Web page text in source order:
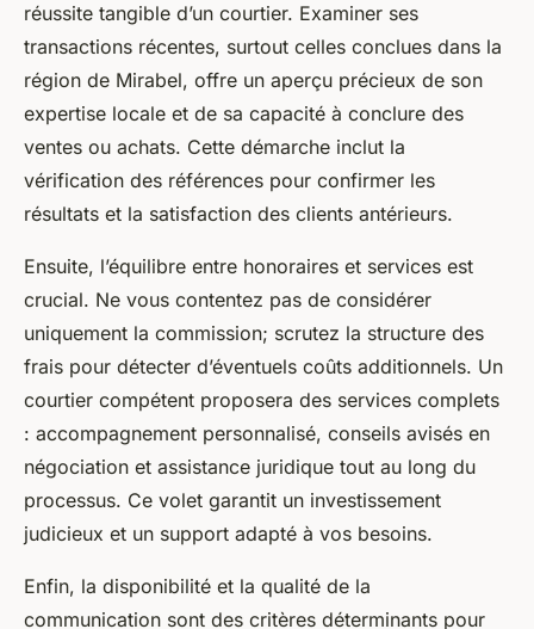
réussite tangible d’un courtier. Examiner ses
transactions récentes, surtout celles conclues dans la
région de Mirabel, offre un aperçu précieux de son
expertise locale et de sa capacité à conclure des
ventes ou achats. Cette démarche inclut la
vérification des références pour confirmer les
résultats et la satisfaction des clients antérieurs.
Ensuite, l’équilibre entre honoraires et services est
crucial. Ne vous contentez pas de considérer
uniquement la commission; scrutez la structure des
frais pour détecter d’éventuels coûts additionnels. Un
courtier compétent proposera des services complets
: accompagnement personnalisé, conseils avisés en
négociation et assistance juridique tout au long du
processus. Ce volet garantit un investissement
judicieux et un support adapté à vos besoins.
Enfin, la disponibilité et la qualité de la
communication sont des critères déterminants pour